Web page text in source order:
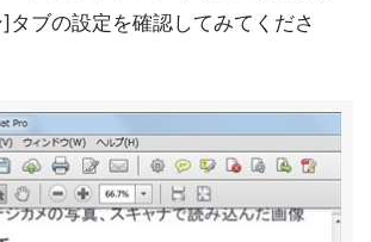
タブの設定を確認してみてくださ